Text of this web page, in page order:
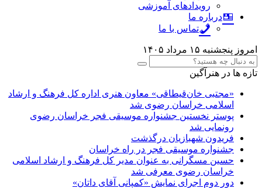
رویدادهای آموزشی
درباره ما
تماس با ما
امروز پنجشنبه ۱۵ مرداد ۱۴۰۵
تازه ها در هنرآگین
«مجتبی خان‌قیطاقی» معاون هنری اداره کل فرهنگ و ارشاد
اسلامی خراسان رضوی شد
پوستر نخستین جشنواره موسیقی فجر خراسان رضوی
رونمایی شد
فریدون شهبازیان درگذشت
جشنواره موسیقی فجر در راه خراسان
حسین مسگرانی به عنوان مدیر کل فرهنگ و ارشاد اسلامی
خراسان رضوی معرفی شد
دور دوم اجرای نمایش «کمپانی آقای داتان»